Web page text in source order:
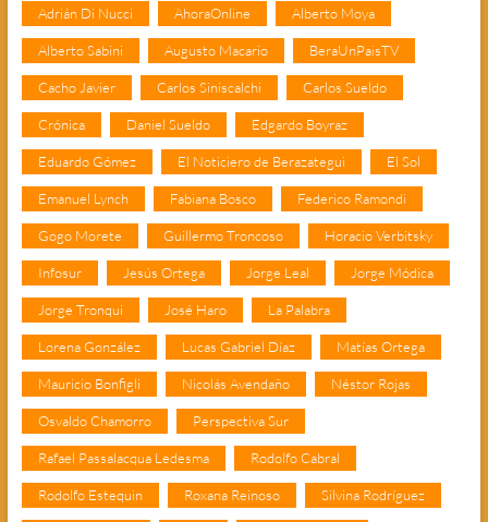
Adrián Di Nucci AhoraOnline Alberto Moya
Alberto Sabini Augusto Macario BeraUnPaisTV
Cacho Javier Carlos Siniscalchi Carlos Sueldo
Crónica Daniel Sueldo Edgardo Boyraz
Eduardo Gómez El Noticiero de Berazategui El Sol
Emanuel Lynch Fabiana Bosco Federico Ramondi
Gogo Morete Guillermo Troncoso Horacio Verbitsky
Infosur Jesús Ortega Jorge Leal Jorge Módica
Jorge Tronqui José Haro La Palabra
Lorena González Lucas Gabriel Díaz Matías Ortega
Mauricio Bonfigli Nicolás Avendaño Néstor Rojas
Osvaldo Chamorro Perspectiva Sur
Rafael Passalacqua Ledesma Rodolfo Cabral
Rodolfo Estequin Roxana Reinoso Silvina Rodríguez